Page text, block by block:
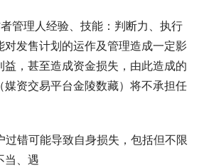
管理人经验、技能：判断力、执行
对发售计划的运作及管理造成一定影
，甚至造成资金损失，由此造成的
媒资交易平台金陵数藏）将不承担任
过错可能导致自身损失，包括但不限
当、遇